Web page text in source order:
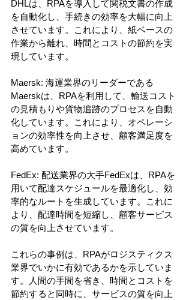
DHLは、RPAを導入して関税文書の作成
を自動化し、手続きの効率を大幅に向上
させています。これにより、紙ベースの
作業から離れ、時間とコストの節約を実
現しています。
Maersk: 海運業界のリーダーである
Maerskは、RPAを利用して、輸送コスト
の見積もりや貨物追跡のプロセスを自動
化しています。これにより、オペレーシ
ョンの効率性を向上させ、顧客満足度を
高めています。
FedEx: 配送業界の大手FedExは、RPAを
用いて配達スケジュールを最適化し、効
率的なルートを生成しています。これに
より、配達時間を短縮し、顧客サービス
の質を向上させています。
これらの事例は、RPAがロジスティクス
業界でいかに有効であるかを示していま
す。人間の手間を省き、時間とコストを
節約すると同時に、サービスの質を向上